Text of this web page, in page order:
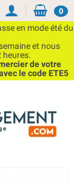
en mode été du
et nous
heures.
de votre
le code ETE5
0